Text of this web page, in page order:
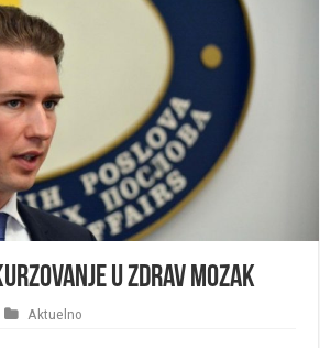
u zdrav mozak
Aktuelno